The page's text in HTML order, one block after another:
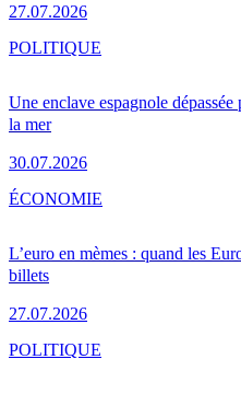
27.07.2026
Une enclave espagnole
la mer
30.07.2026
POLITIQUE
L’euro en mèmes : quand les
billets
27.07.2026
ÉCONOMIE
POLITIQUE